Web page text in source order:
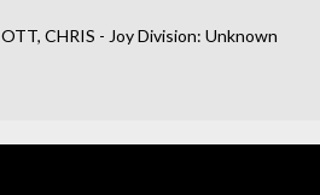
OTT, CHRIS - Joy Division: Unknown